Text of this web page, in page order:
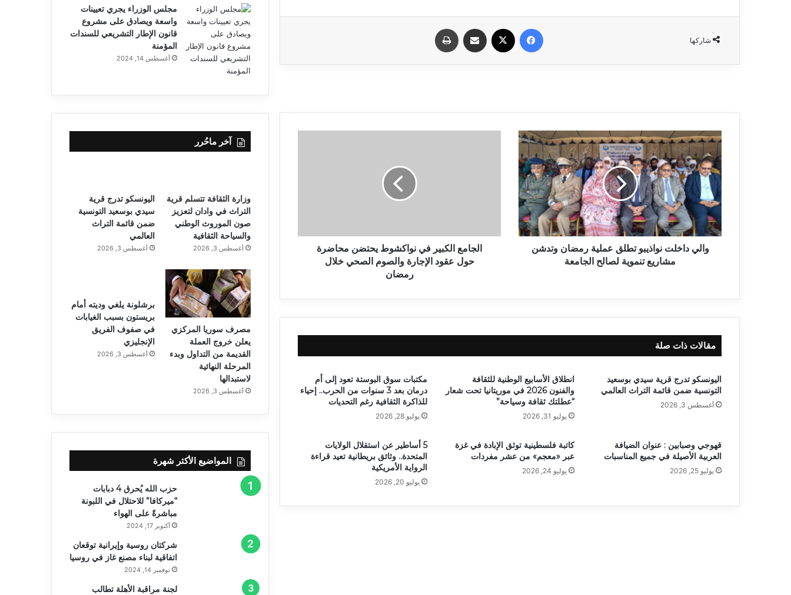
شاركها
فيسبوك مشاركة عبر البريد
والي داخلت نواذيبو تطلق عملية رمضان وتدشن
مشاريع تنموية لصالح الجامعة
الجامع الكبير في نواكشوط يحتضن محاضرة
حول عقود الإجارة والصوم الصحي خلال
رمضان
مقالات ذات صلة
اليونسكو تدرج قرية سيدي بوسعيد
التونسية ضمن قائمة التراث العالمي
أغسطس 3, 2026
انطلاق الأسابيع الوطنية للثقافة
والفنون 2026 في موريتانيا تحت شعار
“عطلتك ثقافة وسياحة”
يوليو 31, 2026
مكتبات سوق البوستة تعود إلى أم
درمان بعد 3 سنوات من الحرب.. إحياء
للذاكرة الثقافية رغم التحديات
يوليو 28, 2026
قهوجي وصبابين : عنوان الضيافة
العربية الأصيلة في جميع المناسبات
يوليو 25, 2026
كاتبة فلسطينية توثق الإبادة في غزة
عبر «معجم» من عشر مفردات
يوليو 24, 2026
5 أساطير عن استقلال الولايات
المتحدة.. وثائق بريطانية تعيد قراءة
الرواية الأمريكية
يوليو 20, 2026
مجلس الوزراء يجري تعيينات
واسعة ويصادق على مشروع
قانون الإطار التشريعي للسندات
المؤمنة
أغسطس 14, 2024
آخر ماحُرر
وزارة الثقافة تتسلم قرية
التراث في وادان لتعزيز
صون الموروث الوطني
والسياحة الثقافية
أغسطس 3, 2026
اليونسكو تدرج قرية
سيدي بوسعيد التونسية
ضمن قائمة التراث
العالمي
أغسطس 3, 2026
مصرف سوريا المركزي
يعلن خروج العملة
القديمة من التداول وبدء
المرحلة النهائية
لاستبدالها
أغسطس 3, 2026
برشلونة يلغي وديته أمام
بريستون بسبب الغيابات
في صفوف الفريق
الإنجليزي
أغسطس 3, 2026
المواضيع الأكثر شهرة
حزب الله يُحرق 4 دبابات
“ميركافا” للاحتلال في اللبونة
مباشرةً على الهواء
أكتوبر 17, 2024
شركتان روسية وإيرانية توقعان
اتفاقية لبناء مصنع غاز في روسيا
نوفمبر 14, 2024
لجنة مراقبة الأهلة تطالب